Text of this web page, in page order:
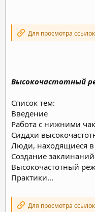
Для просмотра
Высокочастотный
Список тем:
Введение
Работа с нижними
Сиддхи
Люди, находящиеся
Создание
Высокочастотный
Практики...
Для просмотра